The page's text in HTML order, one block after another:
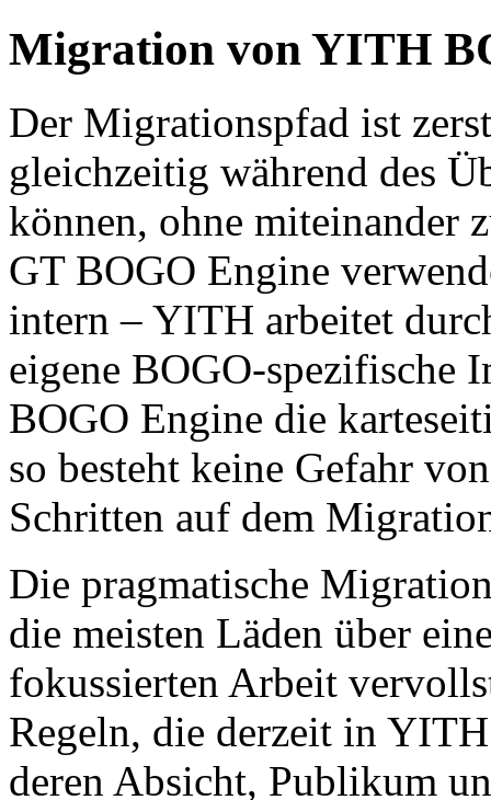
Migration von YITH
Der Migrationspfad ist
gleichzeitig während des
können, ohne
GT BOGO Engine
intern – YITH arbeitet
eigene BOGO-spezifische
BOGO Engine die
so besteht keine Gefahr
Schritten auf dem
Die pragmatische
die meisten Läden über
fokussierten Arbeit
Regeln, die derzeit in
deren Absicht, Publikum